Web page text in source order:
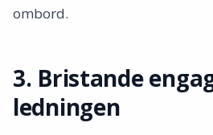
ombord.
3. Bristande
ledningen